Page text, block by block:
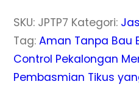
SKU: JPTP7 Kategori:
Tag:Aman Tanpa Bau
Control Pekalongan
Pembasmian Tikus